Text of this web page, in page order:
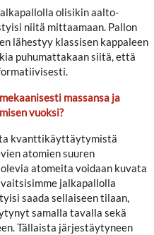
olisikin aalto-
niitä mittaamaan. Pallon
lähestyy klassisen kappaleen
puhumattakaan siitä, että
massansa ja
vuoksi?
kvanttikäyttäytymistä
atomien suuren
atomeita voidaan kuvata
jalkapallolla
saada sellaiseen tilaan,
samalla tavalla sekä
Tällaista järjestäytyneen